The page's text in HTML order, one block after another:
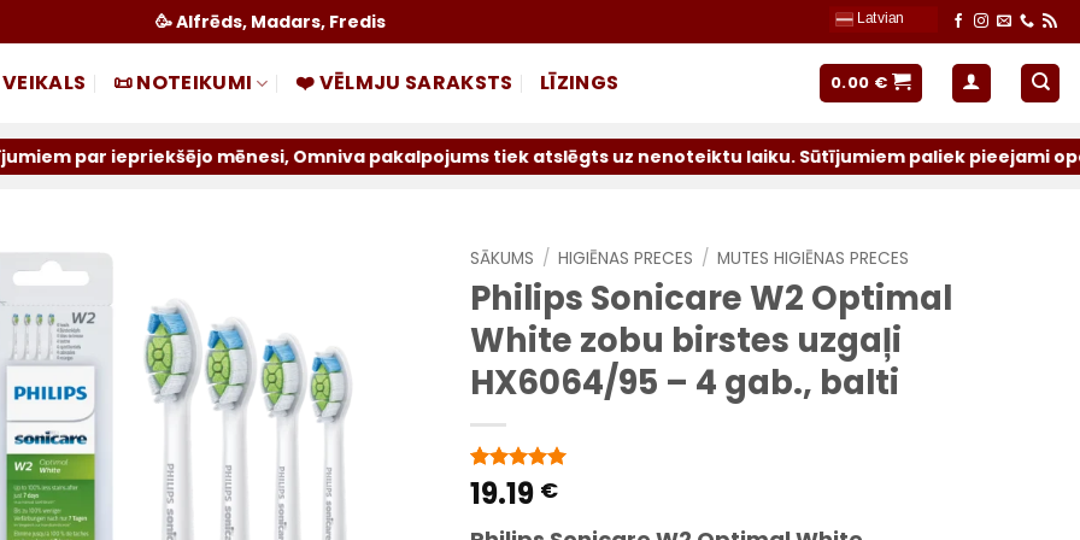
🥳 Alfrēds, Madars, Fredis Latvian
VEIKALS 📜 NOTEIKUMI ❤️ VĒLMJU SARAKSTS LĪZINGS 0.00 €
mēnesi, Omniva pakalpojums tiek atslēgts uz nenoteiktu laiku. Sūtījumiem paliek pieejami operatori:
sarakstam
SĀKUMS / HIGIĒNAS PRECES / MUTES HIGIĒNAS PRECES
Philips Sonicare W2 Optimal
White zobu birstes uzgaļi
HX6064/95 – 4 gab., balti
Novērtēts5
no 5
4
19.19 €